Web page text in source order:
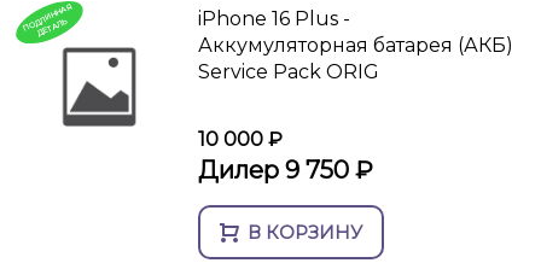
П
О
Д
Л
И
Н
Н
А
Я
ДЕТ
А
ЛЬ
iPhone 16 Plus -
Аккумуляторная батарея (АКБ)
Service Pack ORIG
10 000 ₽
Дилер 9 750 ₽
В КОРЗИНУ